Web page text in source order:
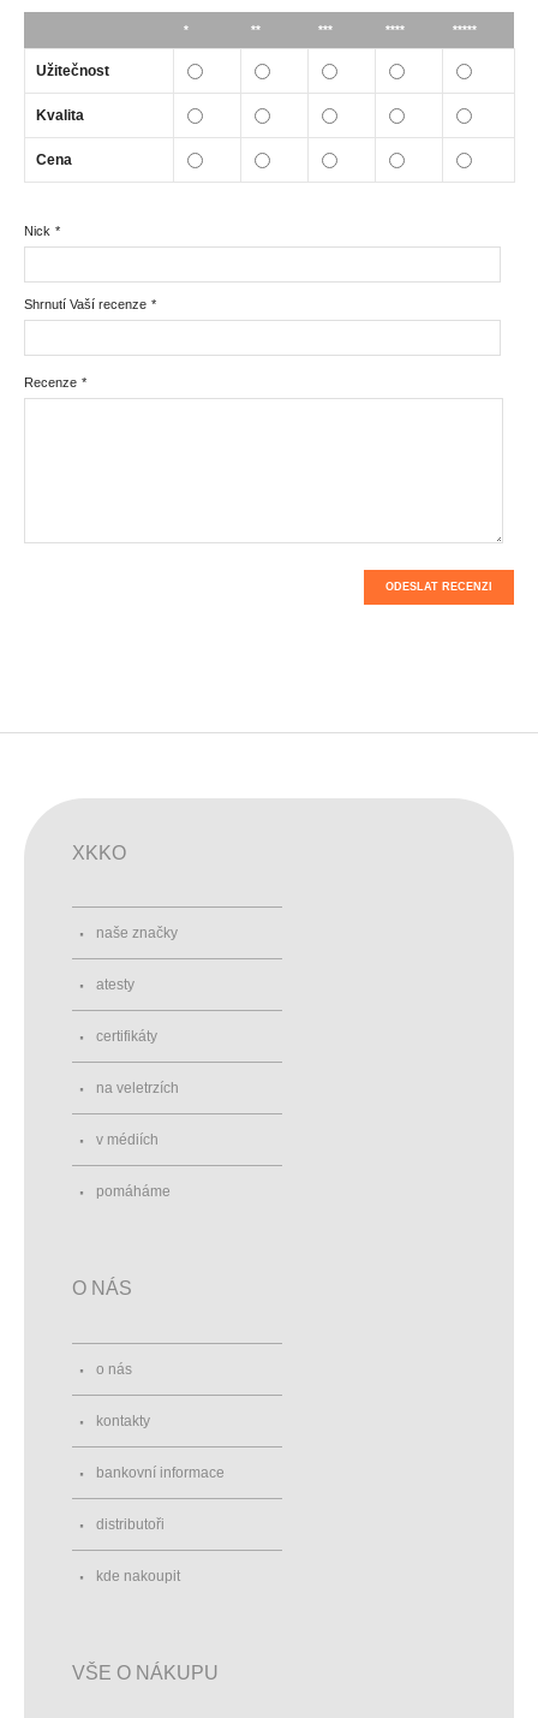
* ** *** **** *****
Užitečnost
Kvalita
Cena
*
Nick
*
Shrnutí Vaší recenze
*
Recenze
ODESLAT RECENZI
XKKO
naše značky
atesty
certifikáty
na veletrzích
v médiích
pomáháme
O NÁS
o nás
kontakty
bankovní informace
distributoři
kde nakoupit
VŠE O NÁKUPU